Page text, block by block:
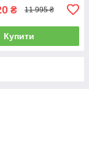
₴ 11 995 ₴
Купити